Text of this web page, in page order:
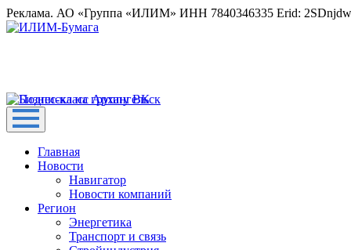
Реклама. АО «Группа «ИЛИМ» ИНН 7840346335 Erid:
Главная
Новости
Навигатор
Новости компаний
Регион
Энергетика
Транспорт и связь